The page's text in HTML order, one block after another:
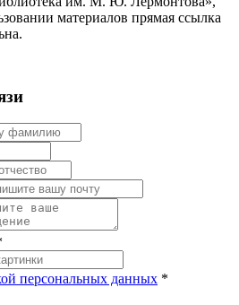
материалов прямая ссылка
персональных данных *